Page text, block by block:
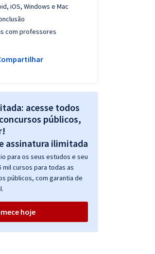
iOS, Windows e Mac
com professores
acesse todos
públicos,
para os seus estudos e seu
mil cursos para todas as
públicos, com garantia de
hoje